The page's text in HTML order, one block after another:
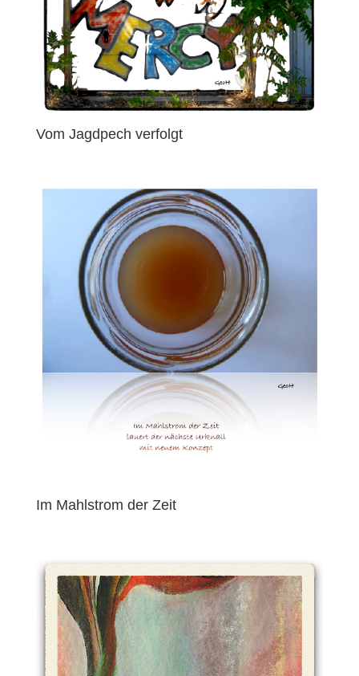
Vom Jagdpech verfolgt
Im Mahlstrom der Zeit